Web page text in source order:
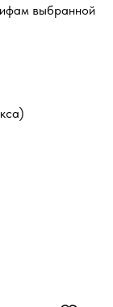
выбранной